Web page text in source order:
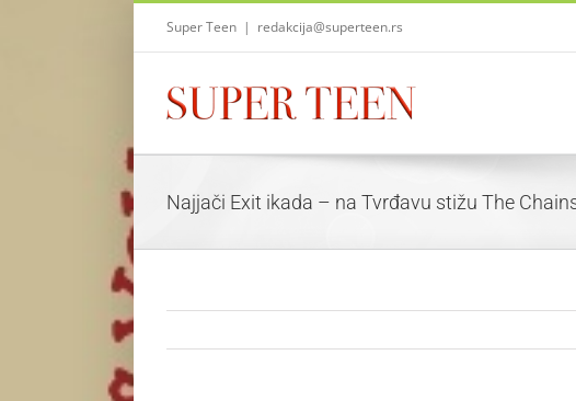
Super Teen | redakcija@superteen.rs
Najjači Exit ikada – na Tvrđavu stižu The